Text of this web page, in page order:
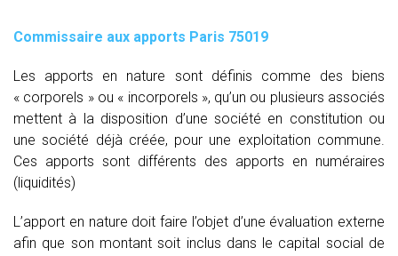
Commissaire aux apports Paris 75019
Les apports en nature sont définis comme des biens
« corporels » ou « incorporels », qu’un ou plusieurs associés
mettent à la disposition d’une société en constitution ou
une société déjà créée, pour une exploitation commune.
Ces apports sont différents des apports en numéraires
(liquidités)
L’apport en nature doit faire l’objet d’une évaluation externe
afin que son montant soit inclus dans le capital social de